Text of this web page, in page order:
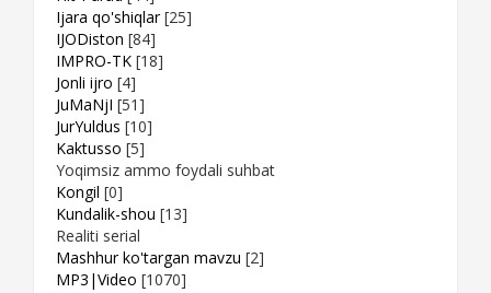
Ijara qo'shiqlar [25]
IJODiston [84]
IMPRO-TK [18]
Jonli ijro [4]
JuMaNjI [51]
JurYuldus [10]
Kaktusso [5]
Yoqimsiz ammo foydali suhbat
Kongil [0]
Kundalik-shou [13]
Realiti serial
Mashhur ko'targan mavzu [2]
MP3|Video [1070]